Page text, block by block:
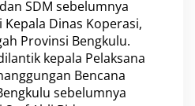
SDM sebelumnya
Dinas Koperasi,
Provinsi Bengkulu.
kepala Pelaksana
Bencana
sebelumnya